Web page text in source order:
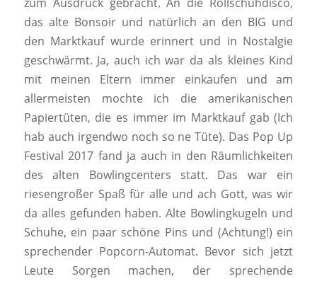
zum Ausdruck gebracht. An die Rollschuhdisco,
das alte Bonsoir und natürlich an den BIG und
den Marktkauf wurde erinnert und in Nostalgie
geschwärmt. Ja, auch ich war da als kleines Kind
mit meinen Eltern immer einkaufen und am
allermeisten mochte ich die amerikanischen
Papiertüten, die es immer im Marktkauf gab (Ich
hab auch irgendwo noch so ne Tüte). Das Pop Up
Festival 2017 fand ja auch in den Räumlichkeiten
des alten Bowlingcenters statt. Das war ein
riesengroßer Spaß für alle und ach Gott, was wir
da alles gefunden haben. Alte Bowlingkugeln und
Schuhe, ein paar schöne Pins und (Achtung!) ein
sprechender Popcorn-Automat. Bevor sich jetzt
Leute Sorgen machen, der sprechende